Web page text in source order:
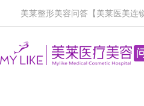
美莱整形美容问答【美莱医美连